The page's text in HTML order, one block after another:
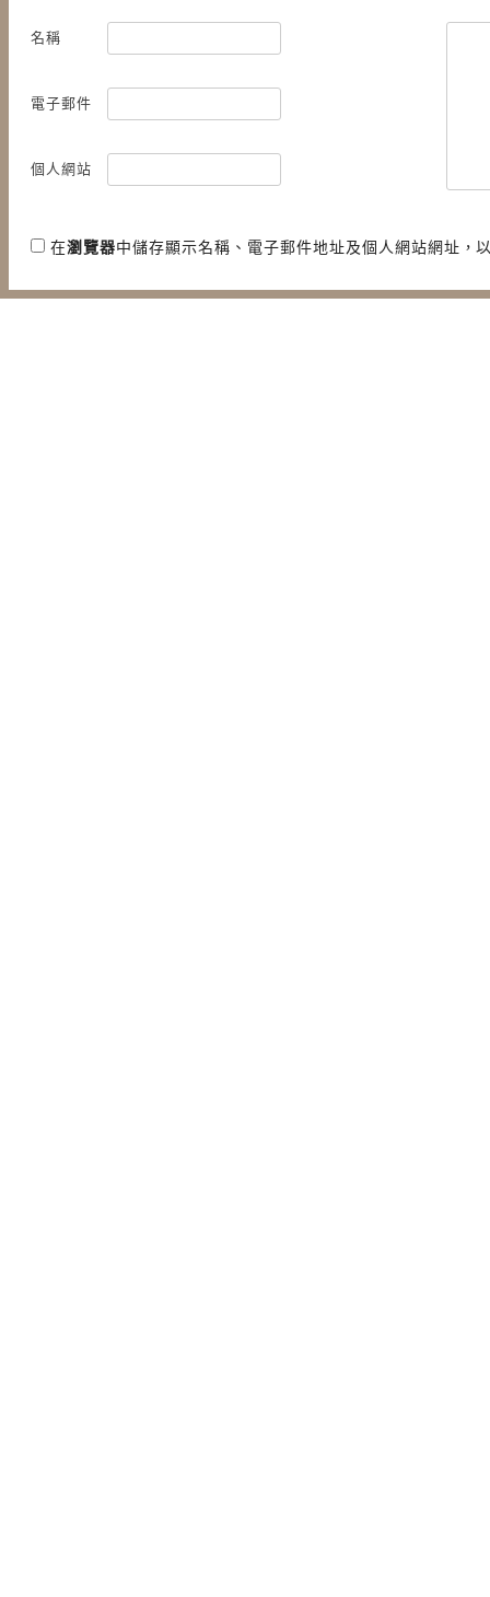
名稱
電子郵件
個人網站
在瀏覽器中儲存顯示名稱、電子郵件地址及個人網站網址，